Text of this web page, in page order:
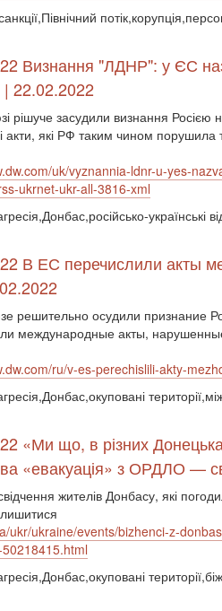
Визнання "ЛДНР": у ЄС
22.02.2022
рішуче засудили визнання
акти, які РФ таким чином порушила
uk/vyznannia-ldnr-u-yes-
ukrnet-ukr-all-3816-xml
В ЕС перечислили акты
решительно осудили признание
международные акты,
ru/v-es-perechislili-akty-
«Ми що, в різних
«евакуація» з ОРДЛО —
жителів Донбасу, які
ukr/ukraine/events/bizhenci-z-